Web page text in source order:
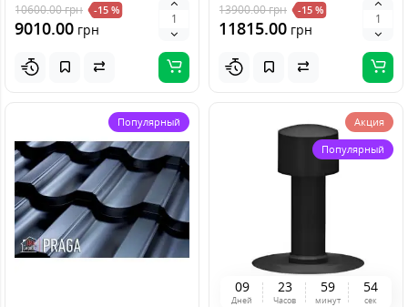
10600.00грн -15 %
9010.00 грн
13900.00грн -15 %
11815.00 грн
Популярный
Акция
Популярный
09
Дней
23
Часов
59
минут
54
сек